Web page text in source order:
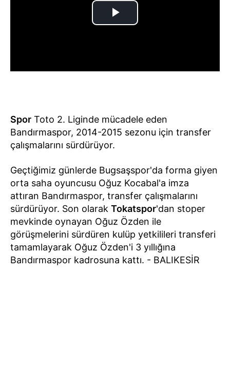
Spor Toto 2. Liginde mücadele eden
Bandırmaspor, 2014-2015 sezonu için transfer
çalışmalarını sürdürüyor.
Geçtiğimiz günlerde Bugsaşspor'da forma giyen
orta saha oyuncusu Oğuz Kocabal'a imza
attıran Bandırmaspor, transfer çalışmalarını
sürdürüyor. Son olarak Tokatspor'dan stoper
mevkinde oynayan Oğuz Özden ile
görüşmelerini sürdüren kulüp yetkilileri transferi
tamamlayarak Oğuz Özden'i 3 yıllığına
Bandırmaspor kadrosuna kattı. - BALIKESİR